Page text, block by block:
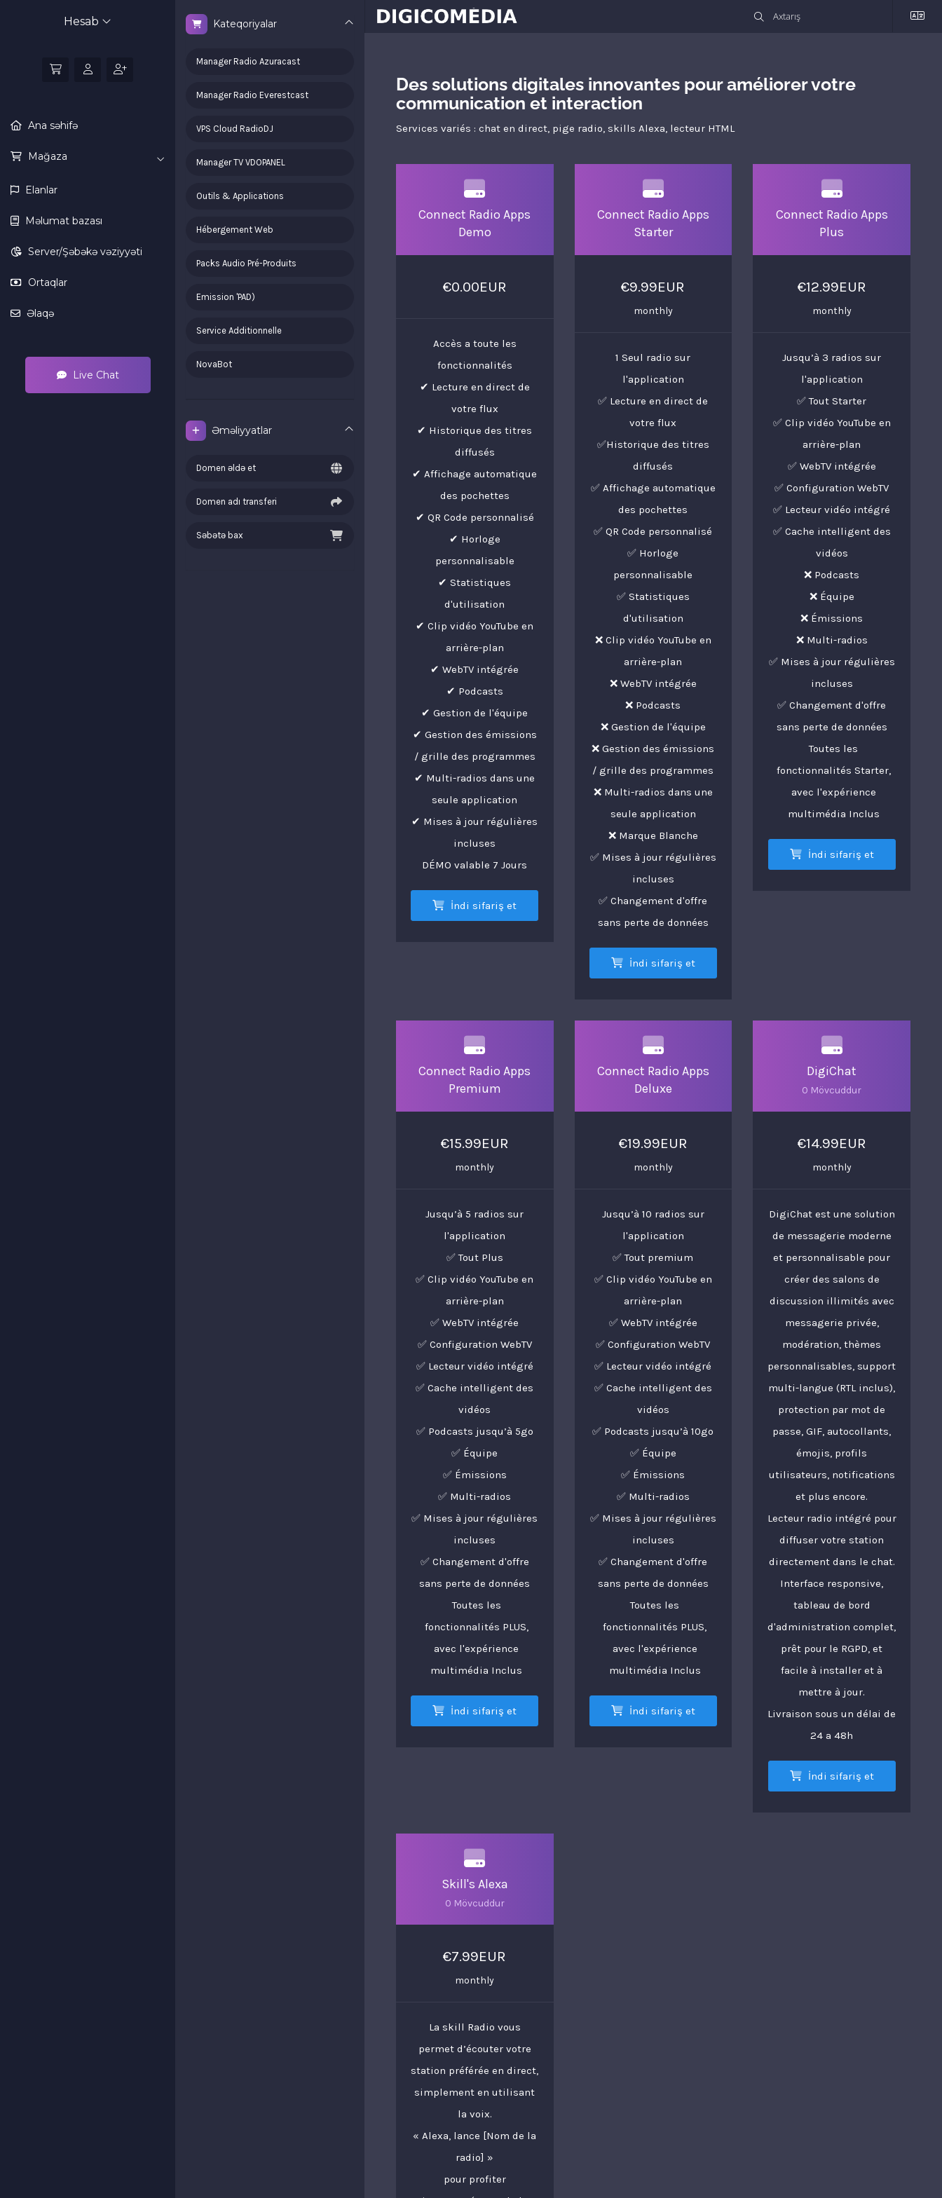
Hesab
Ana səhifə
Mağaza
Elanlar
Məlumat bazası
Server/Şəbəkə vəziyyəti
Ortaqlar
Əlaqə
Live Chat
Kateqoriyalar
Manager Radio Azuracast
Manager Radio Everestcast
VPS Cloud RadioDJ
Manager TV VDOPANEL
Outils & Applications
Hébergement Web
Packs Audio Pré-Produits
Emission 'PAD)
Service Additionnelle
NovaBot
Əməliyyatlar
Domen əldə et
Domen adı transferi
Səbətə bax
Des solutions digitales innovantes pour améliorer votre
communication et interaction
Services variés : chat en direct, pige radio, skills Alexa, lecteur HTML
Connect Radio Apps
Demo
€0.00EUR
Accès a toute les
fonctionnalités
✔ Lecture en direct de
votre flux
✔ Historique des titres
diffusés
✔ Affichage automatique
des pochettes
✔ QR Code personnalisé
✔ Horloge
personnalisable
✔ Statistiques
d'utilisation
✔ Clip vidéo YouTube en
arrière-plan
✔ WebTV intégrée
✔ Podcasts
✔ Gestion de l'équipe
✔ Gestion des émissions
/ grille des programmes
✔ Multi-radios dans une
seule application
✔ Mises à jour régulières
incluses
DÉMO valable 7 Jours
İndi sifariş et
Connect Radio Apps
Starter
€9.99EUR
monthly
1 Seul radio sur
l'application
✅ Lecture en direct de
votre flux
✅Historique des titres
diffusés
✅ Affichage automatique
des pochettes
✅ QR Code personnalisé
✅ Horloge
personnalisable
✅ Statistiques
d'utilisation
❌ Clip vidéo YouTube en
arrière-plan
❌ WebTV intégrée
❌ Podcasts
❌ Gestion de l'équipe
❌ Gestion des émissions
/ grille des programmes
❌ Multi-radios dans une
seule application
❌ Marque Blanche
✅ Mises à jour régulières
incluses
✅ Changement d'offre
sans perte de données
İndi sifariş et
Connect Radio Apps
Plus
€12.99EUR
monthly
Jusqu’à 3 radios sur
l'application
✅ Tout Starter
✅ Clip vidéo YouTube en
arrière-plan
✅ WebTV intégrée
✅ Configuration WebTV
✅ Lecteur vidéo intégré
✅ Cache intelligent des
vidéos
❌ Podcasts
❌ Équipe
❌ Émissions
❌ Multi-radios
✅ Mises à jour régulières
incluses
✅ Changement d'offre
sans perte de données
Toutes les
fonctionnalités Starter,
avec l'expérience
multimédia Inclus
İndi sifariş et
Connect Radio Apps
Premium
€15.99EUR
monthly
Jusqu’à 5 radios sur
l'application
✅ Tout Plus
✅ Clip vidéo YouTube en
arrière-plan
✅ WebTV intégrée
✅ Configuration WebTV
✅ Lecteur vidéo intégré
✅ Cache intelligent des
vidéos
✅ Podcasts jusqu’à 5go
✅ Équipe
✅ Émissions
✅ Multi-radios
✅ Mises à jour régulières
incluses
✅ Changement d'offre
sans perte de données
Toutes les
fonctionnalités PLUS,
avec l'expérience
multimédia Inclus
İndi sifariş et
Connect Radio Apps
Deluxe
€19.99EUR
monthly
Jusqu’à 10 radios sur
l'application
✅ Tout premium
✅ Clip vidéo YouTube en
arrière-plan
✅ WebTV intégrée
✅ Configuration WebTV
✅ Lecteur vidéo intégré
✅ Cache intelligent des
vidéos
✅ Podcasts jusqu’à 10go
✅ Équipe
✅ Émissions
✅ Multi-radios
✅ Mises à jour régulières
incluses
✅ Changement d'offre
sans perte de données
Toutes les
fonctionnalités PLUS,
avec l'expérience
multimédia Inclus
İndi sifariş et
DigiChat
0 Mövcuddur
€14.99EUR
monthly
DigiChat est une solution
de messagerie moderne
et personnalisable pour
créer des salons de
discussion illimités avec
messagerie privée,
modération, thèmes
personnalisables, support
multi-langue (RTL inclus),
protection par mot de
passe, GIF, autocollants,
émojis, profils
utilisateurs, notifications
et plus encore.
Lecteur radio intégré pour
diffuser votre station
directement dans le chat.
Interface responsive,
tableau de bord
d'administration complet,
prêt pour le RGPD, et
facile à installer et à
mettre à jour.
Livraison sous un délai de
24 a 48h
İndi sifariş et
Skill's Alexa
0 Mövcuddur
€7.99EUR
monthly
La skill Radio vous
permet d’écouter votre
station préférée en direct,
simplement en utilisant
la voix.
« Alexa, lance [Nom de la
radio] »
pour profiter